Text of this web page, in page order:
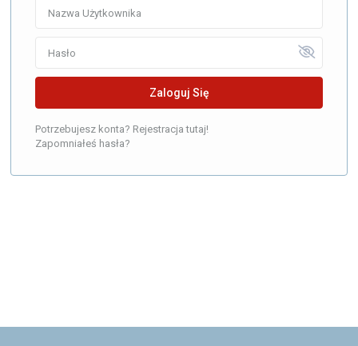
Zaloguj Się
Potrzebujesz konta? Rejestracja tutaj!
Zapomniałeś hasła?